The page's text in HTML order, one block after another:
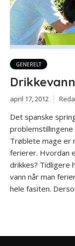
GENERELT
april 17, 2012
Det spanske
problemstillingene
Trøblete mage er
ferierer. Hvordan
drikkes? Tidligere
vann når man
hele fasiten.